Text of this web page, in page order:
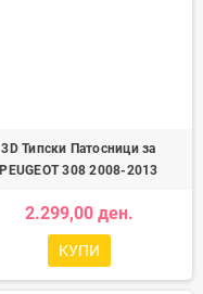
3D Типски Патосници за
PEUGEOT 308 2008-2013
2.299,00 ден.
КУПИ